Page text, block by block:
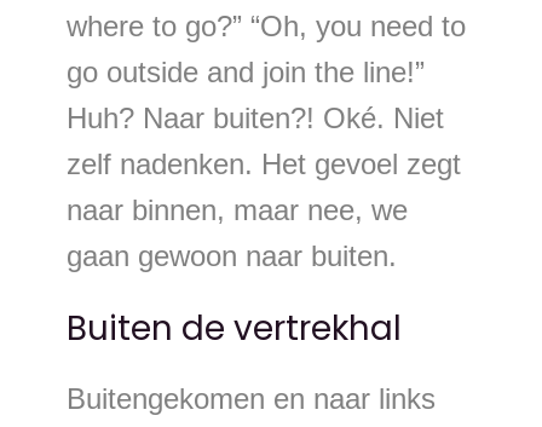
where to go?” “Oh, you need to
go outside and join the line!”
Huh? Naar buiten?! Oké. Niet
zelf nadenken. Het gevoel zegt
naar binnen, maar nee, we
gaan gewoon naar buiten.
Buiten de vertrekhal
Buitengekomen en naar links